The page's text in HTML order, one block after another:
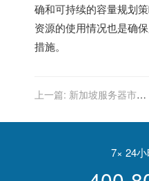
确和可持续的容量规划
资源的使用情况也是确
措施。
上一篇: 新加坡服务器市场
7× 24